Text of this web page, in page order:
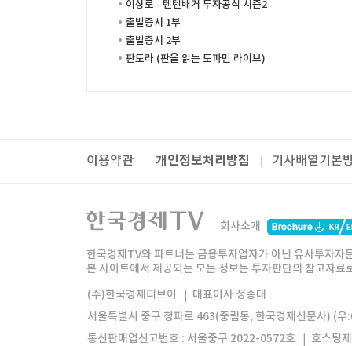
이상로 - 텐텐배거 투자공식 시즌2
출발증시 1부
출발증시 2부
판도라 (판을 읽는 도파민 라이브)
이용약관 개인정보처리방침 기사배열기본
패밀리사이트
한국경제TV
한경미디어그룹 한국경제신문 한국경제
모바일앱 한국경제TV앱
회사소개
한국경제TV와 파트너는 금융투자업자가 아닌 유사투자
본 사이트에서 제공되는 모든 정보는 투자판단의 참고자
(주)한국경제티브이
대표이사 정종태
서울특별시 중구 청파로 463(중림동, 한국경제신문사) (
통신판매업신고번호 : 서울중구 2022-0572호
호스팅